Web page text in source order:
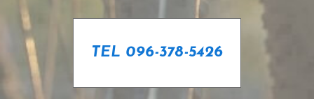
TEL 096-378-5426